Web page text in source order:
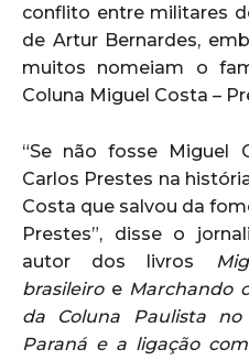
conflito entre militares
de Artur Bernardes,
muitos nomeiam o
Coluna Miguel Costa –
“Se não fosse Miguel
Carlos Prestes na
Costa que salvou da
Prestes”, disse o
autor dos livros
brasileiroe Marchando
da Coluna Paulista
Paraná e a ligação